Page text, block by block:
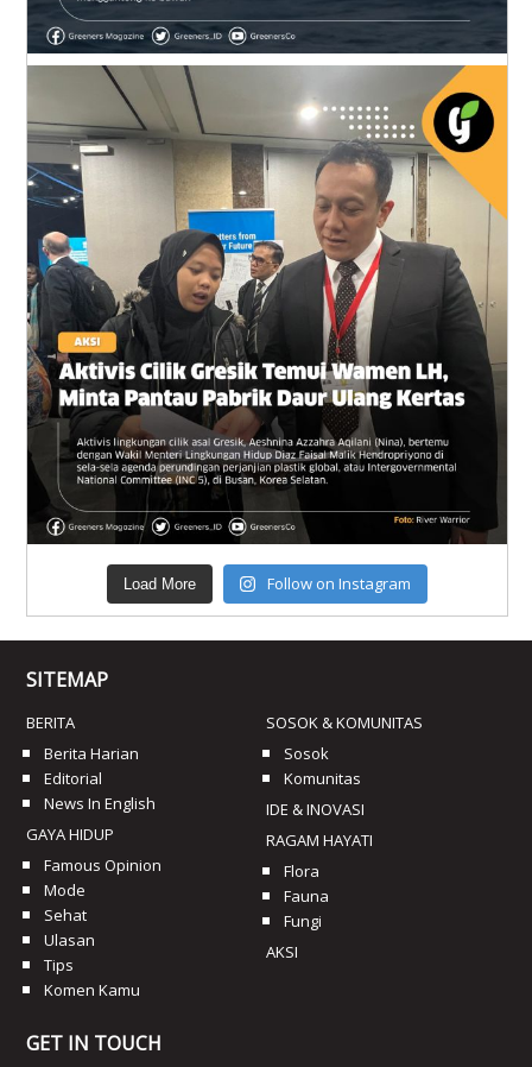
Load More Follow on Instagram
SITEMAP
BERITA
Berita Harian
Editorial
News In English
GAYA HIDUP
Famous Opinion
Mode
Sehat
Ulasan
Tips
Komen Kamu
SOSOK & KOMUNITAS
Sosok
Komunitas
IDE & INOVASI
RAGAM HAYATI
Flora
Fauna
Fungi
AKSI
GET IN TOUCH